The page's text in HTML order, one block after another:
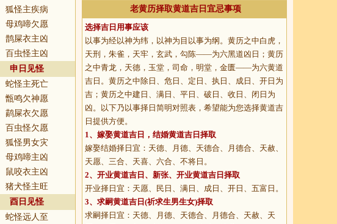
狐怪主疾病
母鸡啼欠愿
鹊屎衣主凶
百虫怪主凶
申日见怪
蛇怪主死亡
甑鸣欠神愿
鹋屎衣欠愿
百虫怪欠愿
狐怪男女灾
母鸡啼主凶
鼠咬衣主凶
猪犬怪主旺
酉日见怪
蛇怪远人至
老黄历择取黄道吉日宜忌事项
选择吉日用事应该
以事为经以神为纬，以神为目以事为纲。黄历之中白虎，
天刑，朱雀，天牢，玄武，勾陈——为六黑道凶日；黄历
之中青龙，天德，玉堂，司命，明堂，金匮——为六黄道
吉日。黄历之中除日、危日、定日、执日、成日、开日为
吉；黄历之中建日、满日、平日、破日、收日、闭日为
凶。以下乃以事择日简明对照表，希望能为您选择黄道吉
日提供方便。
1、 嫁娶黄道吉日 ，结婚黄道吉日择取
嫁娶结婚择日宜：天德、月德、天德合、月德合、天赦、
天愿、三合、天喜、六合、不将日。
2、 开业黄道吉日 、新张、开业黄道吉日择取
开业择日宜：天愿、民日、满日、成日、开日、五富日。
3、 求嗣黄道吉日 (祈求生男生女)择取
求嗣择日宜：天德、月德、天德合、月德合、天赦、天